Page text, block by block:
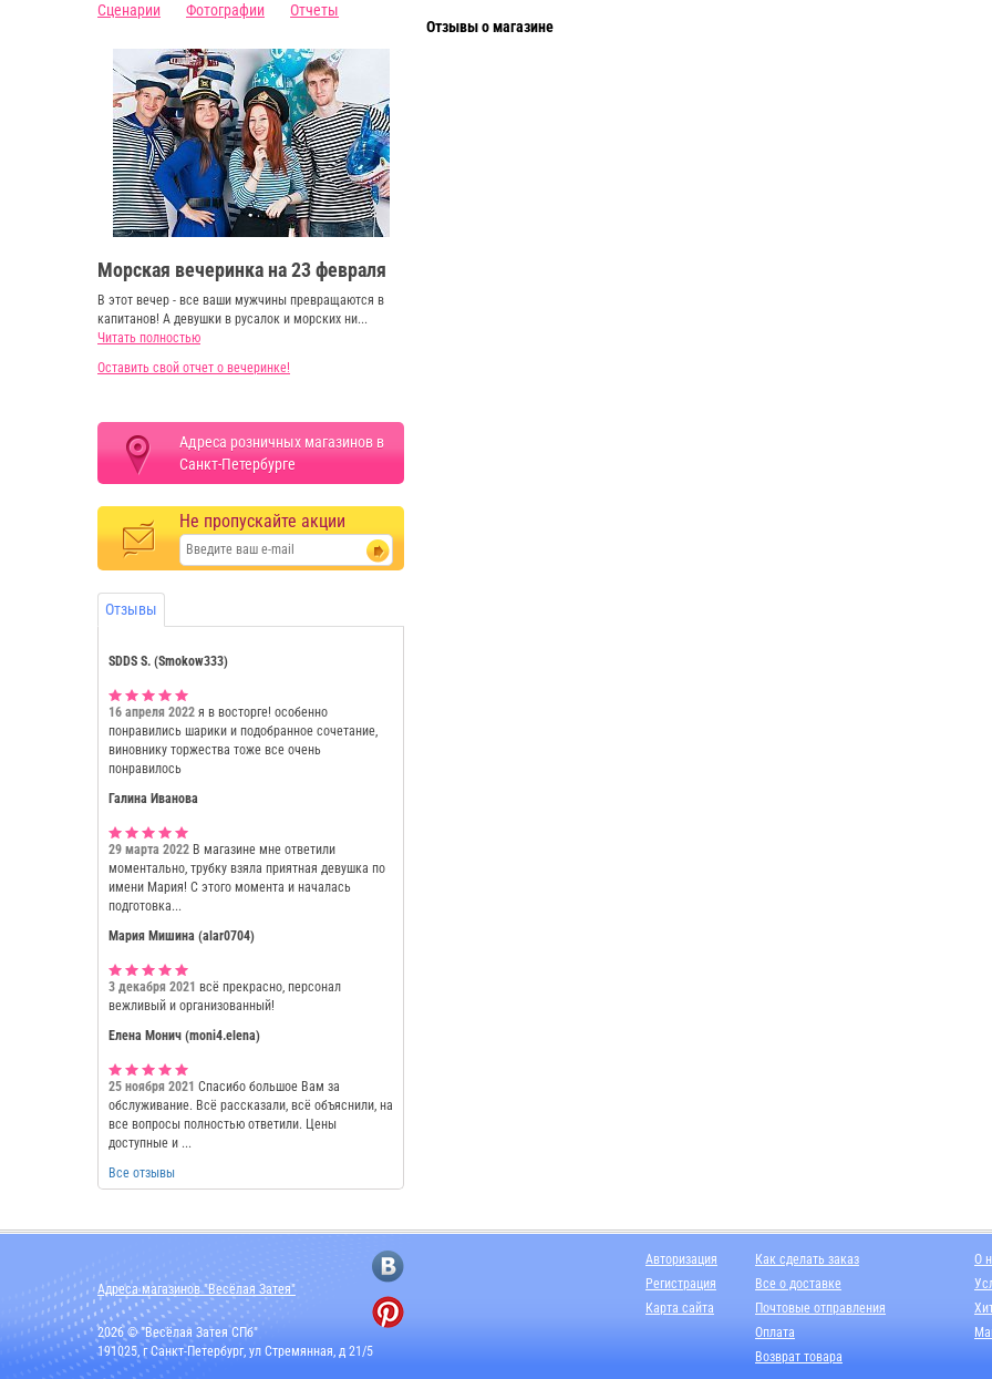
Сценарии Фотографии Отчеты
Морская вечеринка на 23 февраля
В этот вечер - все ваши мужчины превращаются в
капитанов! А девушки в русалок и морских ни...
Читать полностью
Оставить свой отчет о вечеринке!
Адреса розничных магазинов в
Санкт-Петербурге
Не пропускайте акции
Отзывы
SDDS S. (Smokow333)
16 апреля 2022 я в восторге! особенно
понравились шарики и подобранное сочетание,
виновнику торжества тоже все очень
понравилось
Галина Иванова
29 марта 2022 В магазине мне ответили
моментально, трубку взяла приятная девушка по
имени Мария! С этого момента и началась
подготовка...
Мария Мишина (alar0704)
3 декабря 2021 всё прекрасно, персонал
вежливый и организованный!
Елена Монич (moni4.elena)
25 ноября 2021 Спасибо большое Вам за
обслуживание. Всё рассказали, всё объяснили, на
все вопросы полностью ответили. Цены
доступные и ...
Все отзывы
Отзывы о магазине
Адреса магазинов "Весёлая Затея"
2026 © "Весёлая Затея СПб"
191025, г Санкт-Петербург, ул Стремянная, д 21/5
Авторизация
Регистрация
Карта сайта
Как сделать заказ
Все о доставке
Почтовые отправления
Оплата
Возврат товара
О